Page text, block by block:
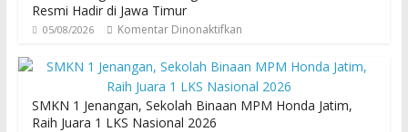
Resmi Hadir di Jawa Timur
05/08/2026 Komentar Dinonaktifkan
SMKN 1 Jenangan, Sekolah Binaan MPM Honda Jatim,
Raih Juara 1 LKS Nasional 2026